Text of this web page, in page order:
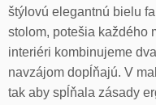
štýlovú elegantnú bielu
stolom, potešia každého
interiéri kombinujeme
navzájom dopĺňajú. V
tak aby spĺňala zásady